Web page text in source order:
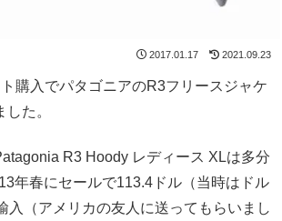
2017.01.17 2021.09.23
購入でパタゴニアのR3フリースジャケ
た。
R3 Hoody レディース XLは多分
年春にセールで113.4ドル（当時はドル
入（アメリカの友人に送ってもらいまし